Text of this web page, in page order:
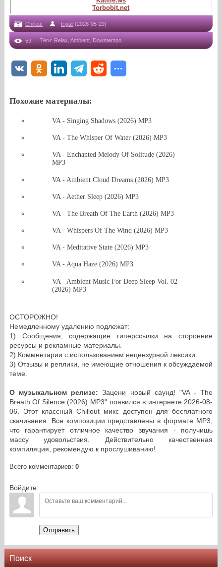
Torbobit.net
Chillout trigall (2026-05-29)
59 Теги: Relax,Ambient,Downtempo
Похожие материалы:
VA - Singing Shadows (2026) MP3
VA - The Whisper Of Water (2026) MP3
VA - Enchanted Melody Of Solitude (2026)
MP3
VA - Ambient Cloud Dreams (2026) MP3
VA - Aether Sleep (2026) MP3
VA - The Breath Of The Earth (2026) MP3
VA - Whispers Of The Wind (2026) MP3
VA - Meditative State (2026) MP3
VA - Aqua Haze (2026) MP3
VA - Ambient Music For Deep Sleep Vol. 02
(2026) MP3
ОСТОРОЖНО!
Немедленному удалению подлежат:
1) Сообщения, содержащие гиперссылки на сторонние
ресурсы и рекламные материалы.
2) Комментарии с использованием нецензурной лексики.
3) Отзывы и реплики, не имеющие отношения к обсуждаемой
теме.
О музыкальном релизе: Зацени новый саунд! "VA - The
Breath Of Silence (2026) MP3" появился в интернете 2026-08-
06. Этот классный Chillout микс доступен для бесплатного
скачивания. Все композиции представлены в формате MP3,
что гарантирует отличное качество звучания - получишь
массу удовольствия. Действительно качественная
компиляция, рекомендую к прослушиванию!
Всего комментариев: 0
Войдите:
Отправить
Поиск